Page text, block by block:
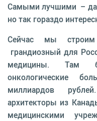
Самыми лучшими – да.
но так гораздо
Сейчас мы
грандиозный для
медицины. Там
онкологические
миллиардов
архитекторы из
медицинскими